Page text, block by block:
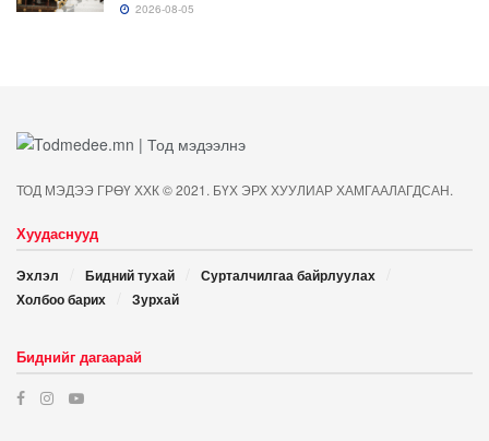
2026-08-05
ТОД МЭДЭЭ ГРӨҮ ХХК © 2021. БҮХ ЭРХ ХУУЛИАР ХАМГААЛАГДСАН.
Хуудаснууд
Эхлэл Бидний тухай
Сурталчилгаа байрлуулах
Холбоо барих
Зурхай
Биднийг дагаарай